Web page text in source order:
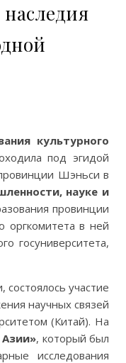
культурного
под эгидой
Шэньси в
науке и
провинции
оргкомитета в ней
госуниверситета,
участие
научных связей
(Китай). На
, который был
исследования